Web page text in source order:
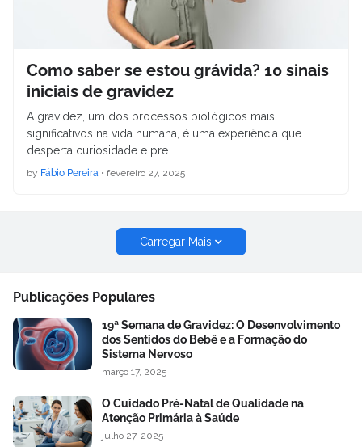
Como saber se estou grávida? 10 sinais
iniciais de gravidez
A gravidez, um dos processos biológicos mais
significativos na vida humana, é uma experiência que
desperta curiosidade e pre…
by Fábio Pereira • fevereiro 27, 2025
Carregar Mais
Publicações Populares
19ª Semana de Gravidez: O Desenvolvimento
dos Sentidos do Bebê e a Formação do
Sistema Nervoso
março 17, 2025
O Cuidado Pré-Natal de Qualidade na
Atenção Primária à Saúde
julho 27, 2025